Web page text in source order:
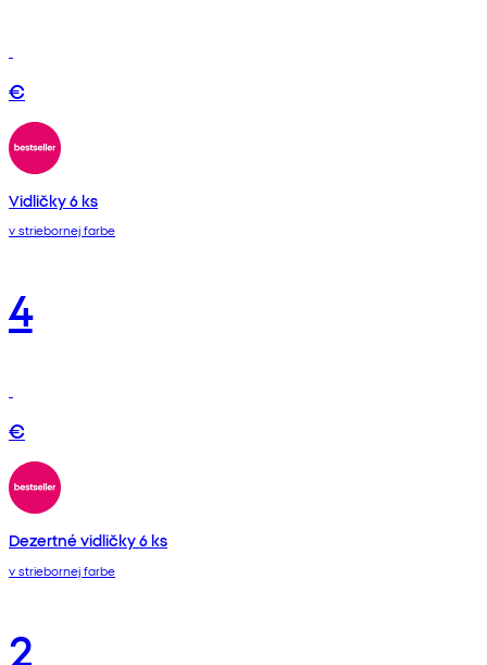
€
Vidličky 6 ks
v striebornej farbe
4
€
Dezertné vidličky 6 ks
v striebornej farbe
2